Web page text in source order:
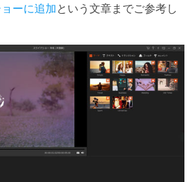
ーに追加という文章までご参考し